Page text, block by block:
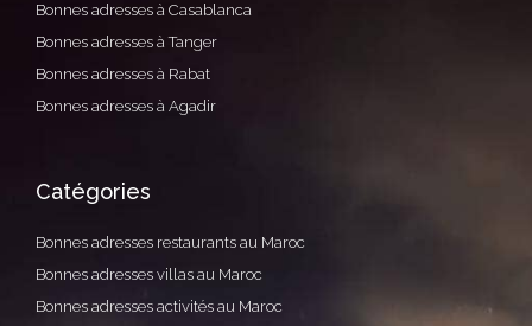
Bonnes adresses à Casablanca
Bonnes adresses à Tanger
Bonnes adresses à Rabat
Bonnes adresses à Agadir
Catégories
Bonnes adresses restaurants au Maroc
Bonnes adresses villas au Maroc
Bonnes adresses activités au Maroc